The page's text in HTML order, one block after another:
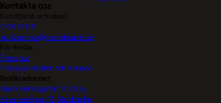
Kontakta oss
Kundtjänst och växel:
0770-11 11 11
kundservice@svenskaspel.se
För media:
Pressjour
Pressjour vinster och vinnare
Besöksadresser:
Norra Hansegatan 17, Visby
Katarinavägen 15, Stockholm